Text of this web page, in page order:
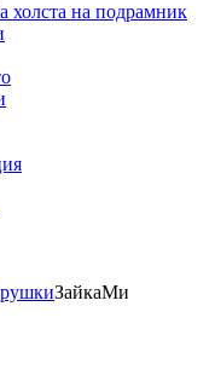
холста на подрамник
ЗайкаМи